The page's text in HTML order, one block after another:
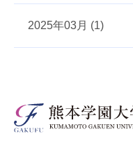
2025年03月 (1)